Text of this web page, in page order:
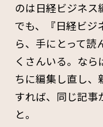
のは日経ビジネス
でも、『日経ビジ
ら、手にとって
くさんいる。な
ちに編集し直し、
すれば、同じ記事
と。